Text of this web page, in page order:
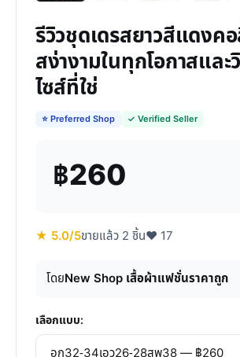
รีวิวชุดเดรสยาวสีแดงค
สง่างามในทุกโอกาสและ
ไซส์ที่ใช่
⭐ Preferred Shop ✓ Verified Seller
฿260
★ 5.0/5ขายแล้ว 2 ชิ้น♥ 17
โดยNew Shop เสื้อผ้าแฟชั่นราคาถูก
เลือกแบบ: